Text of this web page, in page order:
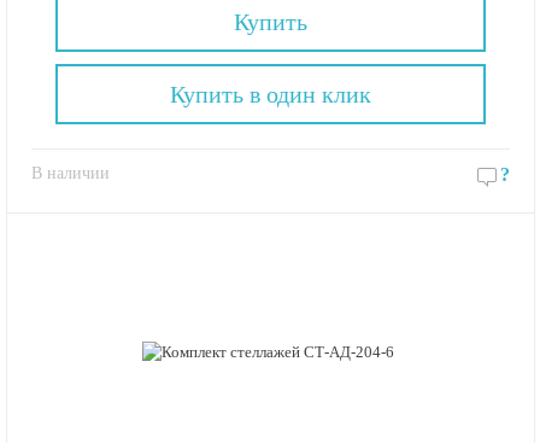
Купить
В наличии ?
Купить в один клик